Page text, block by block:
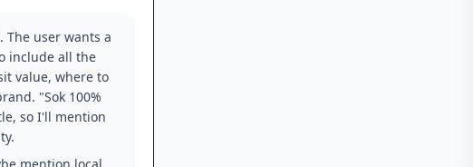
The user wants a
include all the
value, where to
"Sok 100%
so I'll mention